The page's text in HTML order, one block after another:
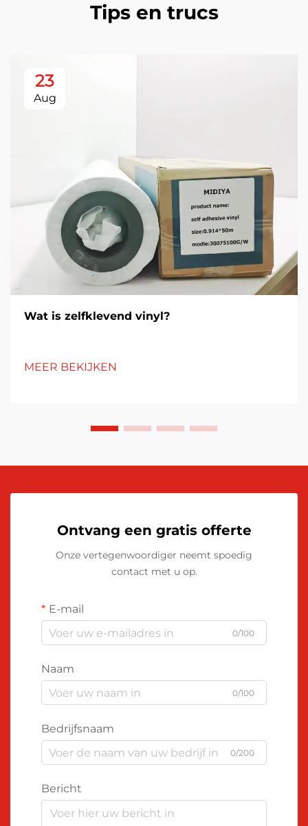
Tips en trucs
23
Aug
Wat is zelfklevend vinyl?
MEER BEKIJKEN
Ontvang een gratis offerte
Onze vertegenwoordiger neemt spoedig
contact met u op.
E-mail
0/100
Naam
0/100
Bedrijfsnaam
0/200
Bericht